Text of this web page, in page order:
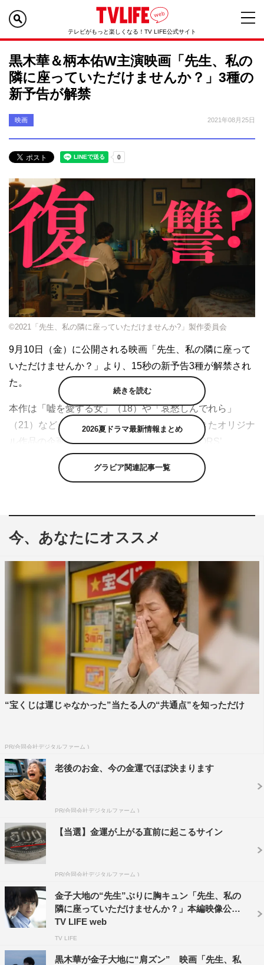
テレビがもっと楽しくなる！TV LIFE公式サイト
黒木華＆柄本佑W主演映画「先生、私の
隣に座っていただけませんか？」3種の
新予告が解禁
映画 2021年08月25日
©2021「先生、私の隣に座っていただけませんか?」製作委員会
9月10日（金）に公開される映画「先生、私の隣に座って
いただけませんか？」より、15秒の新予告3種が解禁され
た。
本作は「嘘を愛する女」（18）や「哀愁しんでれら」
（21）などクオリティの高い作品を輩出してきたオリジナ
ル作品の企画コンテスト「TSUTAYA CREATORS’
PROGRAM FILM 2018」準グランプリ作品を映画化。黒
木華と柄本佑がダブル主演で夫婦役を務める。脚本・監督
©2021「先生、私の隣に座っていただけませんか?」製作委員会
そこには、自分たちとよく似た夫婦の姿が描かれ、佐和子
の担当編集者・千佳（奈緒）と不倫をしていた俊夫（柄
本）は、「もしかしたらバレたかもしれない！」と精神的
に追い詰められていく。さらに物語は、佐和子と自動車教
習所の若い先生・新谷（金子大地）との淡い恋へ急展開。
この漫画は、完全な創作？ ただの妄想？ それとも俊夫
の不貞に対する、佐和子流の復讐なのか。恐怖と嫉妬に震
える俊夫は、現実と漫画の境界が曖昧になっていく…。
続きを読む
2026夏ドラマ最新情報まとめ
グラビア関連記事一覧
今、あなたにオススメ
“宝くじは運じゃなかった”当たる人の“共通点”を知っただけ
PR(合同会社デジタルファーム )
老後のお金、今の金運でほぼ決まります
PR(合同会社デジタルファーム )
【当選】金運が上がる直前に起こるサイン
PR(合同会社デジタルファーム )
金子大地の“先生”ぶりに胸キュン「先生、私の
隣に座っていただけませんか？」本編映像公開 |
TV LIFE web
TV LIFE
黒木華が金子大地に“肩ズン” 映画「先生、私